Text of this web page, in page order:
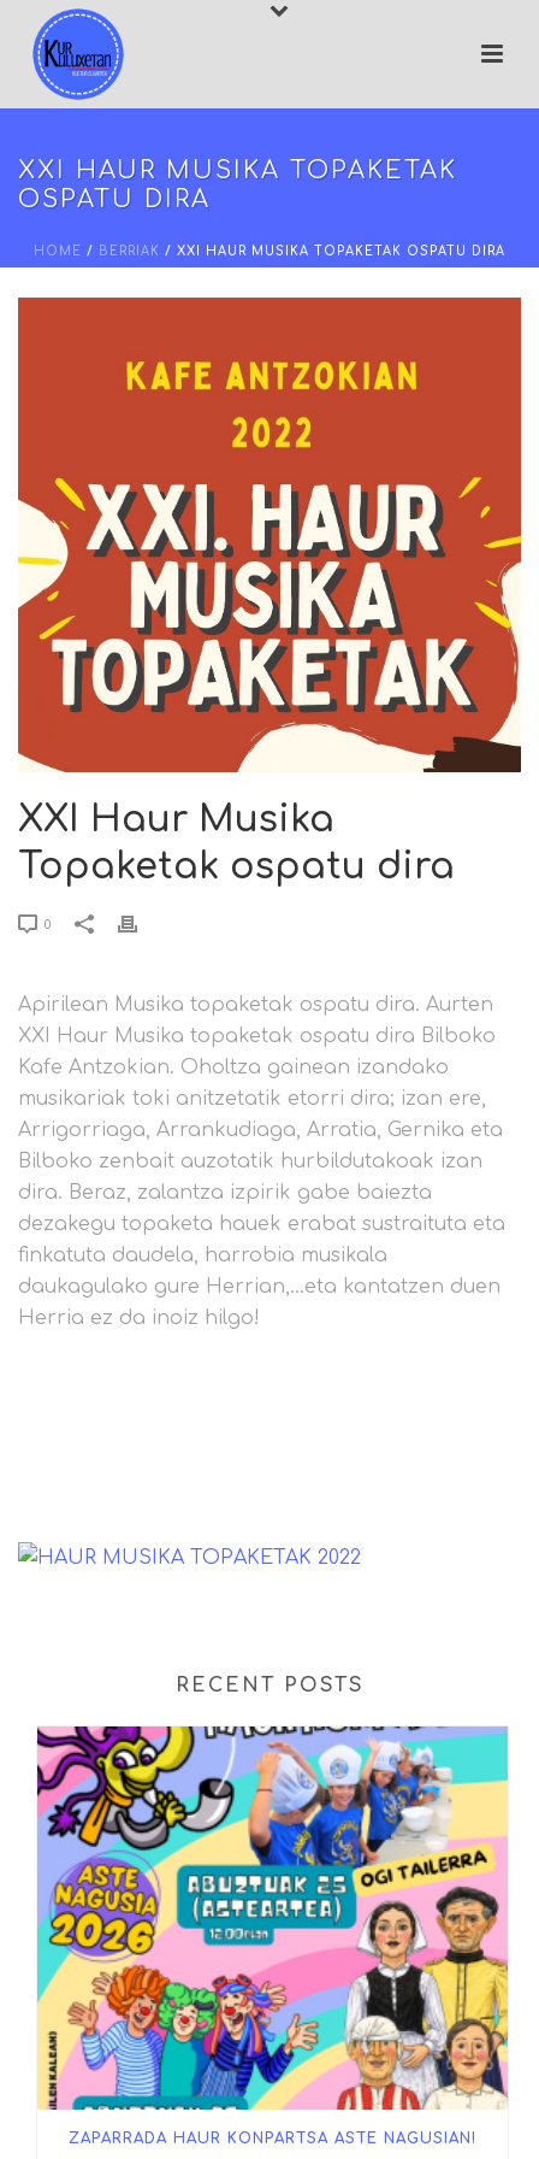
XXI HAUR MUSIKA TOPAKETAK
OSPATU DIRA
HOME / BERRIAK / XXI HAUR MUSIKA TOPAKETAK OSPATU DIRA
XXI Haur Musika
Topaketak ospatu dira
0
Apirilean Musika topaketak ospatu dira. Aurten
XXI Haur Musika topaketak ospatu dira Bilboko
Kafe Antzokian. Oholtza gainean izandako
musikariak toki anitzetatik etorri dira; izan ere,
Arrigorriaga, Arrankudiaga, Arratia, Gernika eta
Bilboko zenbait auzotatik hurbildutakoak izan
dira. Beraz, zalantza izpirik gabe baiezta
dezakegu topaketa hauek erabat sustraituta eta
finkatuta daudela, harrobia musikala
daukagulako gure Herrian,…eta kantatzen duen
Herria ez da inoiz hilgo!
RECENT POSTS
ZAPARRADA HAUR KONPARTSA ASTE NAGUSIAN!